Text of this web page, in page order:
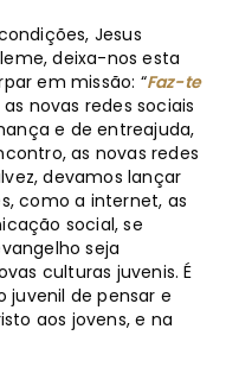
Jesus
deixa-nos esta
em missão: “Faz-te
novas redes sociais
e de entreajuda,
as novas redes
devamos lançar
como a internet, as
social, se
seja
culturas juvenis. É
de pensar e
aos jovens, e na